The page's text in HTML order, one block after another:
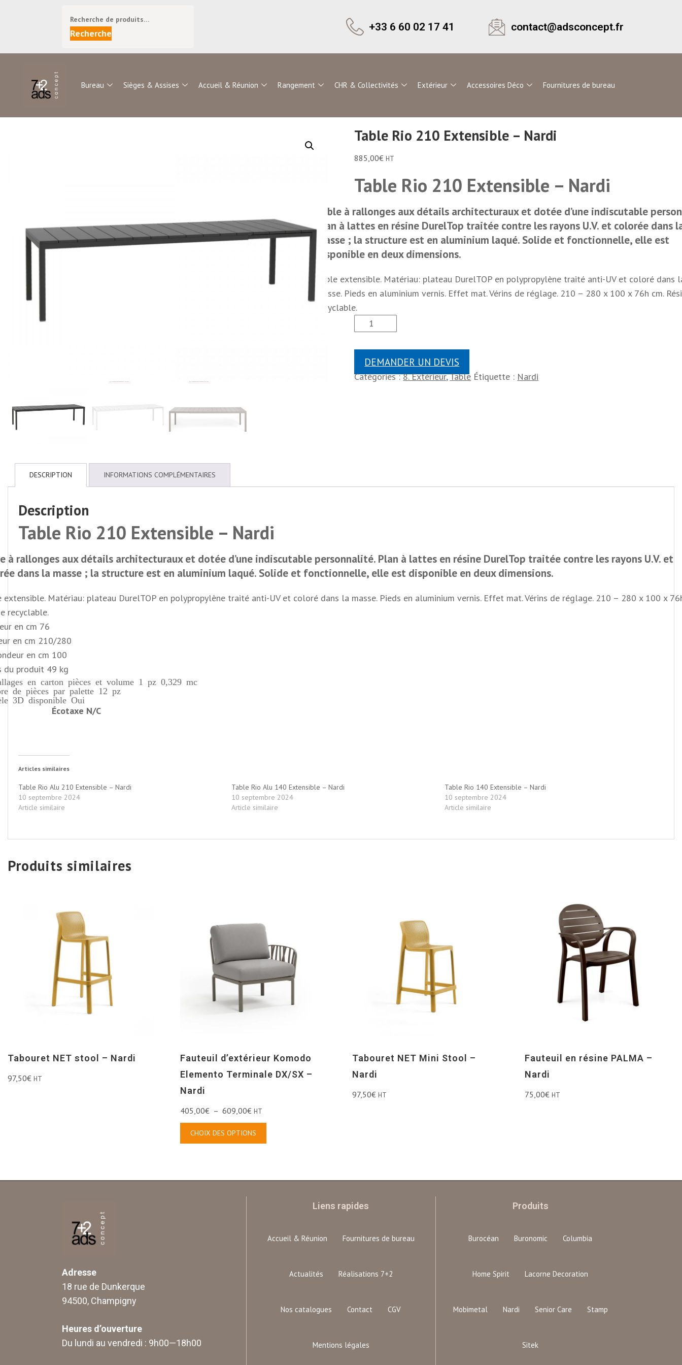
Recherche
+33 6 60 02 17 41 contact@adsconcept.fr
Bureau Sièges & Assises Accueil & Réunion Rangement CHR & Collectivités Extérieur Accessoires Déco Fournitures de bureau
Table Rio 210 Extensible – Nardi
885,00€ HT
Table Rio 210 Extensible – Nardi
Table à rallonges aux détails architecturaux et dotée d’une indiscutable
Plan à lattes en résine DurelTop traitée contre les rayons U.V. et colorée dans
masse ; la structure est en aluminium laqué. Solide et fonctionnelle, elle est
disponible en deux dimensions.
Table extensible. Matériau: plateau DurelTOP en polypropylène traité anti-UV et coloré dans
masse. Pieds en aluminium vernis. Effet mat. Vérins de réglage. 210 – 280 x 100 x 76h cm.
recyclable.
DEMANDER UN DEVIS
Catégories :8. Extérieur,Table Étiquette : Nardi
DESCRIPTION INFORMATIONS COMPLÉMENTAIRES
Description
Table Rio 210 Extensible – Nardi
à rallonges aux détails architecturaux et dotée d’une indiscutable personnalité. Plan à lattes en résine DurelTop traitée contre les rayons U.V. et
dans la masse ; la structure est en aluminium laqué. Solide et fonctionnelle, elle est disponible en deux dimensions.
extensible. Matériau: plateau DurelTOP en polypropylène traité anti-UV et coloré dans la masse. Pieds en aluminium vernis. Effet mat. Vérins de réglage. 210 – 280 x 100 x
recyclable.
en cm 76
en cm 210/280
en cm 100
du produit 49 kg
en carton pièces et volume 1 pz 0,329 mc
de pièces par palette 12 pz
3D disponible Oui
Écotaxe N/C
Articles similaires
Table Rio Alu 210 Extensible – Nardi
10 septembre 2024
Article similaire
Table Rio Alu 140 Extensible – Nardi
10 septembre 2024
Article similaire
Table Rio 140 Extensible – Nardi
10 septembre 2024
Article similaire
Produits similaires
Tabouret NET stool – Nardi
97,50€ HT
Fauteuil d’extérieur Komodo
Elemento Terminale DX/SX –
Nardi
405,00€ – 609,00€ HT
CHOIX DES OPTIONS
Tabouret NET Mini Stool –
Nardi
97,50€ HT
Fauteuil en résine PALMA –
Nardi
75,00€ HT
Adresse
18 rue de Dunkerque
94500, Champigny
Heures d’ouverture
Du lundi au vendredi : 9h00—18h00
Liens rapides
Accueil & Réunion Fournitures de bureau
Actualités Réalisations 7+2
Nos catalogues Contact CGV
Mentions légales
Produits
Burocéan Buronomic Columbia
Home Spirit Lacorne Decoration
Mobimetal Nardi Senior Care Stamp
Sitek